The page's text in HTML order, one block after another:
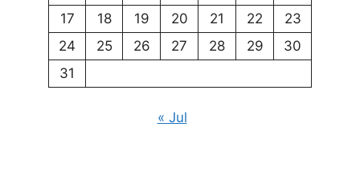
17
18 19 20 21 22
23
24
25 26 27 28 29
30
31
« Jul